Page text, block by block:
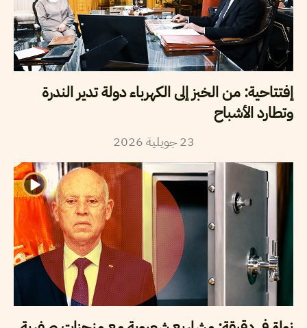
إفتتاحية: من الخبز إلى الكهرباء دولة تدير الندرة
وتطارد الأشباح
23 جويلية2026